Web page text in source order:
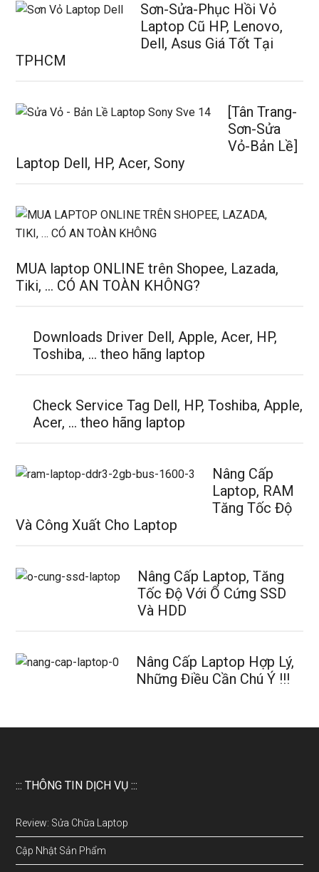
Sơn-Sửa-Phục Hồi Vỏ
Laptop Cũ HP, Lenovo,
Dell, Asus Giá Tốt Tại
TPHCM
[Tân Trang-
Sơn-Sửa
Vỏ-Bản Lề]
Laptop Dell, HP, Acer, Sony
MUA laptop ONLINE trên Shopee, Lazada,
Tiki, … CÓ AN TOÀN KHÔNG?
Downloads Driver Dell, Apple, Acer, HP,
Toshiba, … theo hãng laptop
Check Service Tag Dell, HP, Toshiba, Apple,
Acer, … theo hãng laptop
Nâng Cấp
Laptop, RAM
Tăng Tốc Độ
Và Công Xuất Cho Laptop
Nâng Cấp Laptop, Tăng
Tốc Độ Với Ổ Cứng SSD
Và HDD
Nâng Cấp Laptop Hợp Lý,
Những Điều Cần Chú Ý !!!
::: THÔNG TIN DỊCH VỤ :::
Review: Sửa Chữa Laptop
Cập Nhật Sản Phẩm